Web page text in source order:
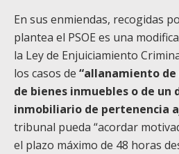
En sus enmiendas, recogidas
plantea el PSOE es una
la Ley de Enjuiciamiento
los casos de “allanamiento
de bienes inmuebles o de un
inmobiliario de pertenencia
tribunal pueda “acordar
el plazo máximo de 48 horas